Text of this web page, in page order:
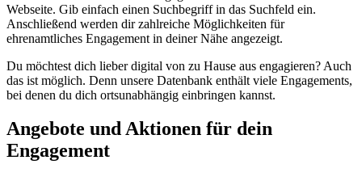
Webseite. Gib einfach einen Suchbegriff in das Suchfeld ein.
Anschließend werden dir zahlreiche Möglichkeiten für
ehrenamtliches Engagement in deiner Nähe angezeigt.
Du möchtest dich lieber digital von zu Hause aus engagieren? Auch
das ist möglich. Denn unsere Datenbank enthält viele Engagements,
bei denen du dich ortsunabhängig einbringen kannst.
Angebote und Aktionen für dein
Engagement